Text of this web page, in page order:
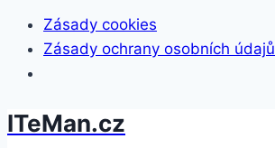
Zásady cookies
Zásady ochrany osobních údajů
Přeskočit
ITeMan.cz